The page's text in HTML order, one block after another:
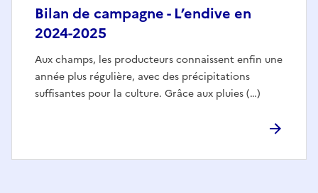
Bilan de campagne - L’endive en
2024-2025
Aux champs, les producteurs connaissent enfin une
année plus régulière, avec des précipitations
suffisantes pour la culture. Grâce aux pluies (…)